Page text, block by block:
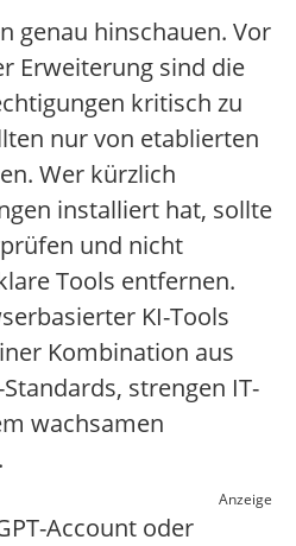
genau hinschauen. Vor
Erweiterung sind die
kritisch zu
nur von etablierten
Wer kürzlich
installiert hat, sollte
und nicht
Tools entfernen.
KI-Tools
Kombination aus
strengen IT-
wachsamen
Anzeige
Account oder